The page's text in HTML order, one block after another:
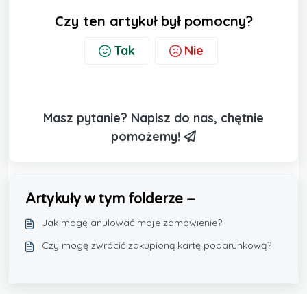
Czy ten artykuł był pomocny?
Nie
Tak
Masz pytanie? Napisz do nas, chętnie
pomożemy!
Artykuły w tym folderze –
Jak mogę anulować moje zamówienie?
Czy mogę zwrócić zakupioną kartę podarunkową?